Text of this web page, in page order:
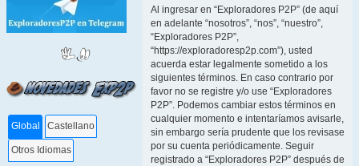
Global Castellano
Otros Idiomas
Al ingresar en “Exploradores P2P” (de aquí
en adelante “nosotros”, “nos”, “nuestro”,
“Exploradores P2P”,
“https://exploradoresp2p.com”), usted
acuerda estar legalmente sometido a los
siguientes términos. En caso contrario por
favor no se registre y/o use “Exploradores
P2P”. Podemos cambiar estos términos en
cualquier momento e intentaríamos avisarle,
sin embargo sería prudente que los revisase
por su cuenta periódicamente. Seguir
registrado a “Exploradores P2P” después de